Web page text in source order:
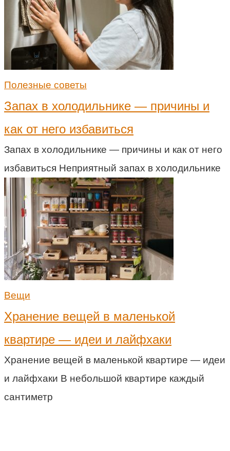
Полезные советы
Запах в холодильнике — причины и
как от него избавиться
Запах в холодильнике — причины и как от него
избавиться Неприятный запах в холодильнике
Вещи
Хранение вещей в маленькой
квартире — идеи и лайфхаки
Хранение вещей в маленькой квартире — идеи
и лайфхаки В небольшой квартире каждый
сантиметр